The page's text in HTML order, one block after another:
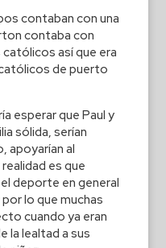
contaban con una
contaba con
así que era
de puerto
esperar que Paul y
sólida, serían
apoyarían al
es que
deporte en general
lo que muchas
cuando ya eran
la lealtad a sus